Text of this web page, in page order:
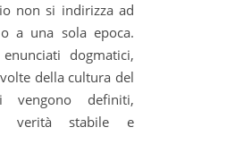
a una sola epoca.
dogmatici,
della cultura del
definiti,
verità stabile e